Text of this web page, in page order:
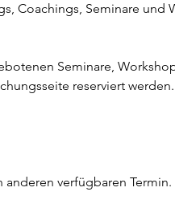
Coachings, Seminare und
Seminare,
reserviert werden.
verfügbaren Termin.